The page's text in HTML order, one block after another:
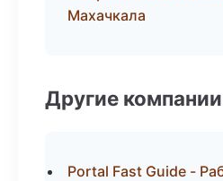
Махачкала
Другие компании
Portal Fast Guide -